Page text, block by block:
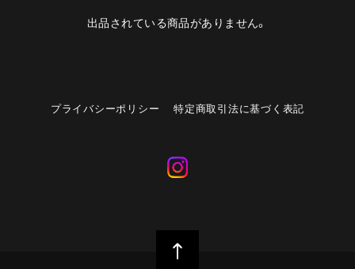
出品されている商品がありません。
プライバシーポリシー 特定商取引法に基づく表記